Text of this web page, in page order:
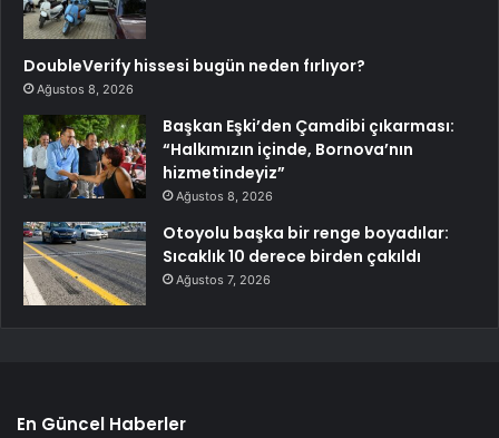
DoubleVerify hissesi bugün neden fırlıyor?
Ağustos 8, 2026
Başkan Eşki’den Çamdibi çıkarması:
“Halkımızın içinde, Bornova’nın
hizmetindeyiz”
Ağustos 8, 2026
Otoyolu başka bir renge boyadılar:
Sıcaklık 10 derece birden çakıldı
Ağustos 7, 2026
En Güncel Haberler